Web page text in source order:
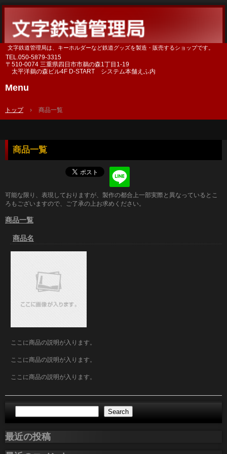
文字鉄道管理局は、キーホルダーなど鉄道グッズを製造・販売するショップです。
TEL.050-5879-3315
〒510-0074 三重県四日市市鵜の森1丁目1-19
太平洋鵜の森ビル4F D-START システム本舗えふ内
Menu
content
トップ › 商品一覧
商品一覧
可能な限り、表現しておりますが、製作の都合上一部実際と異なっているとこ
ろもございますので、ご了承の上お求めください。
商品一覧
商品名
ここに商品の説明が入ります。
ここに商品の説明が入ります。
ここに商品の説明が入ります。
Search
最近の投稿